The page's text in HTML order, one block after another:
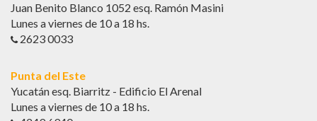
Juan Benito Blanco 1052 esq. Ramón Masini
Lunes a viernes de 10 a 18 hs.
2623 0033
Punta del Este
Yucatán esq. Biarritz - Edificio El Arenal
Lunes a viernes de 10 a 18 hs.